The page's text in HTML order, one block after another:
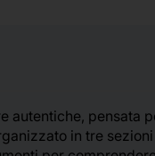
pensata
in tre